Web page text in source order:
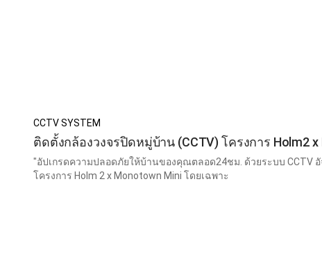
CCTV SYSTEM
ติดตั้งกล้องวงจรปิดหมู่บ้าน (CCTV) โครงการ Holm2 x
"อัปเกรดความปลอดภัยให้บ้านของคุณตลอด24ชม. ด้วยระบบ CCTV
โครงการ Holm 2 x Monotown Mini โดยเฉพาะ